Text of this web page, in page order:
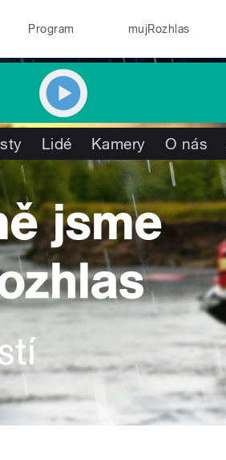
Program mujRozhlas
Lidé Kamery O nás